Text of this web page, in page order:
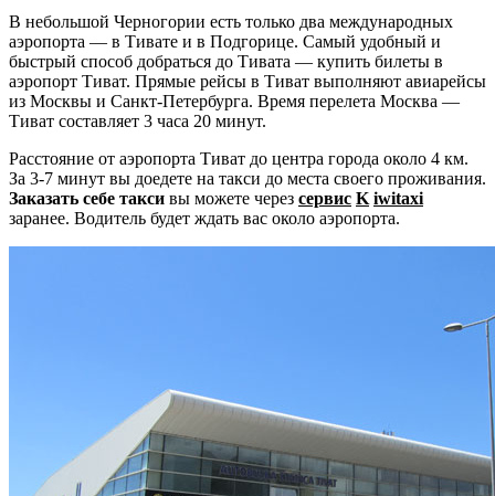
В небольшой Черногории есть только два международных
аэропорта — в Тивате и в Подгорице. Самый удобный и
быстрый способ добраться до Тивата — купить билеты в
аэропорт Тиват. Прямые рейсы в Тиват выполняют авиарейсы
из Москвы и Санкт-Петербурга. Время перелета Москва —
Тиват составляет 3 часа 20 минут.
Расстояние от аэропорта Тиват до центра города около 4 км.
За 3-7 минут вы доедете на такси до места своего проживания.
Заказать себе такси вы можете через сервис K iwitaxi
заранее. Водитель будет ждать вас около аэропорта.